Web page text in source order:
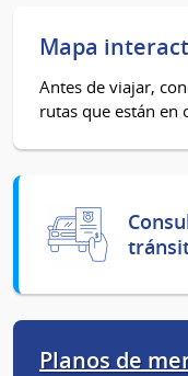
Mapa
Antes de viajar,
rutas que están en
Planos de